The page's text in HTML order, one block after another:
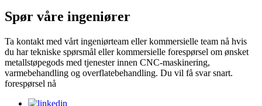
Spør våre ingeniører
Ta kontakt med vårt ingeniørteam eller kommersielle team nå hvis
du har tekniske spørsmål eller kommersielle forespørsel om ønsket
metallstøpegods med tjenester innen CNC-maskinering,
varmebehandling og overflatebehandling. Du vil få svar snart.
forespørsel nå